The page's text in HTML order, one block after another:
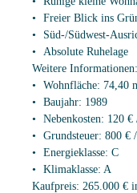
Freier Blick ins
Süd-/Südwest-
Absolute Ruhelage
Weitere Informationen:
Wohnfläche: 74,40
Baujahr: 1989
Nebenkosten: 120
Grundsteuer: 800 €
Energieklasse: C
Klimaklasse: A
Kaufpreis: 265.000 €